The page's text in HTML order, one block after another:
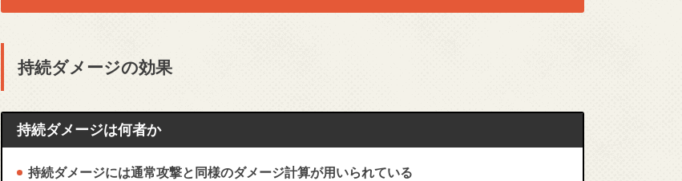
持続ダメージの効果
持続ダメージは何者か
持続ダメージには通常攻撃と同様のダメージ計算が用いられている